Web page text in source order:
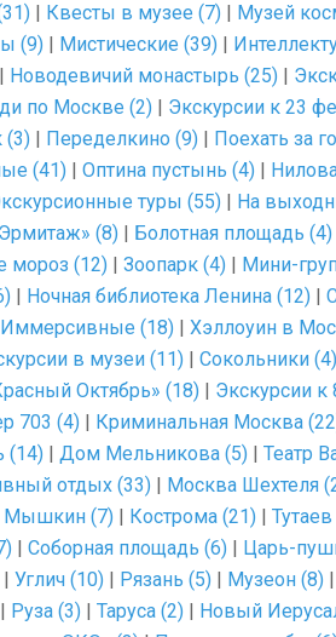
| Квесты в музее (7) | Музей
(9) | Мистические (39) |
| Новодевичий монастырь (25) |
по Москве (2) | Экскурсии к 23
(3) | Переделкино (9) | Поехать за
(41) | Оптина пустынь (4) |
туры (55) | На
(8) | Болотная площадь (4)
мороз (12) | Зоопарк (4) | Мини-
| Ночная библиотека Ленина (12) |
Иммерсивные (18) | Хэллоуин в
в музеи (11) | Сокольники (4)
Октябрь» (18) | Экскурсии к
703 (4) | Криминальная Москва
(14) | Дом Мельникова (5) | Театр
отдых (33) | Москва Шехтеля
Мышкин (7) | Кострома (21) |
| Соборная площадь (6) | Царь-
| Углич (10) | Рязань (5) | Музеон (8) |
| Руза (3) | Таруса (2) | Новый